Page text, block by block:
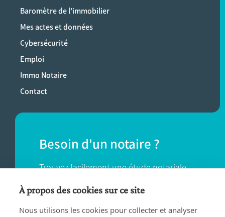
Baromètre de l'immobilier
Mes actes et données
Cybersécurité
Emploi
Immo Notaire
Contact
Besoin d'un notaire ?
Trouvez facilement une étude notariale
près de chez vous.
TROUVER UN NOTAIRE
À propos des cookies sur ce site
Nous utilisons les cookies pour collecter et analyser